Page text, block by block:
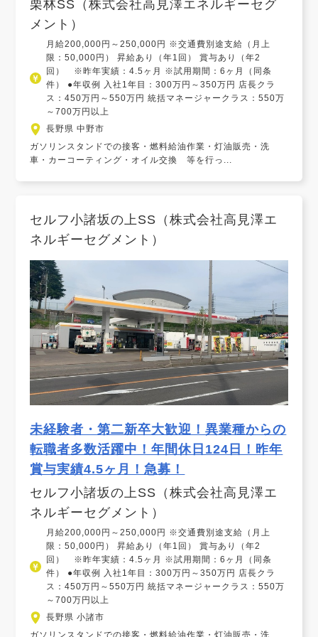
栗林SS（株式会社高見澤エネルギーセグ
メント）
月給200,000円～250,000円 ※交通費別途支給（月上
限：50,000円） 昇給あり（年1回） 賞与あり（年2
回） ※昨年実績：4.5ヶ月 ※試用期間：6ヶ月（同条
件） ●年収例 入社1年目：300万円～350万円 店長クラ
ス：450万円～550万円 統括マネージャークラス：550万
～700万円以上
長野県 中野市
ガソリンスタンドでの接客・燃料給油作業・灯油販売・洗
車・カーコーティング・オイル交換 等を行っ...
セルフ小諸坂の上SS（株式会社高見澤エ
ネルギーセグメント）
未経験者・第二新卒大歓迎！異業種からの
転職者多数活躍中！年間休日124日！昨年
賞与実績4.5ヶ月！急募！
セルフ小諸坂の上SS（株式会社高見澤エ
ネルギーセグメント）
月給200,000円～250,000円 ※交通費別途支給（月上
限：50,000円） 昇給あり（年1回） 賞与あり（年2
回） ※昨年実績：4.5ヶ月 ※試用期間：6ヶ月（同条
件） ●年収例 入社1年目：300万円～350万円 店長クラ
ス：450万円～550万円 統括マネージャークラス：550万
～700万円以上
長野県 小諸市
ガソリンスタンドでの接客・燃料給油作業・灯油販売・洗